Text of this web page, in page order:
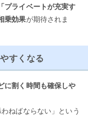
「プライベートが充実す
乗効果が期待されま
すくなる
に割く時間も確保しや
ねばならない」という